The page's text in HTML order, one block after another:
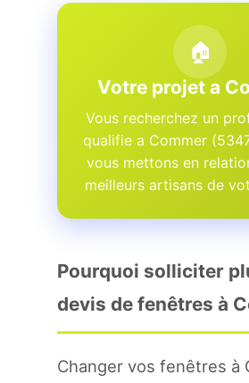
🏠
Votre projet a
Vous recherchez un
qualifie a Commer
vous mettons en
meilleurs artisans de
Pourquoi solliciter
devis de fenêtres à
Changer vos fenêtres à